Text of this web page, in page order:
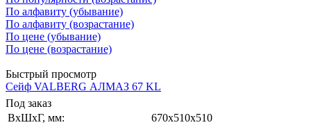
По алфавиту (убывание)
По алфавиту (возрастание)
По цене (убывание)
По цене (возрастание)
Быстрый просмотр
Сейф VALBERG АЛМАЗ 67 KL
Под заказ
ВxШxГ, мм:
670x510x510